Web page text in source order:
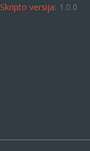
Skripto versija: 1.0.0